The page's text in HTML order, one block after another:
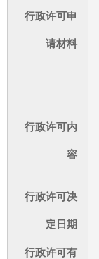
行政许可申
请材料
行政许可内
容
行政许可决
定日期
行政许可有